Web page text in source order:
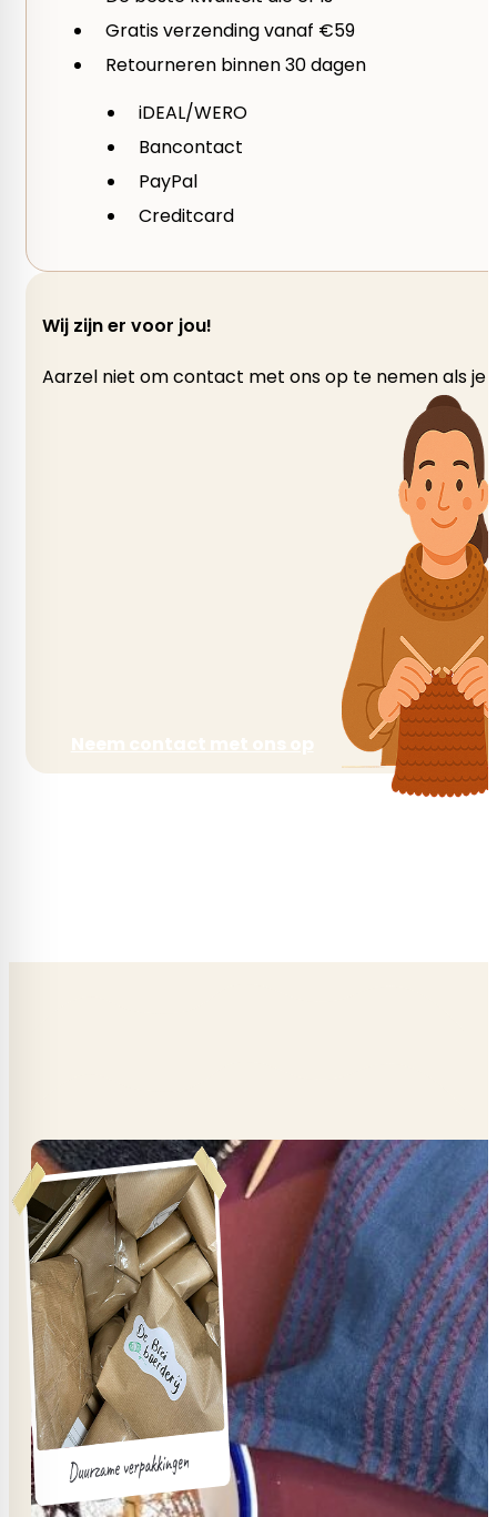
Lente, Zomer
Gratis verzending vanaf €59
Retourneren binnen 30 dagen
iDEAL/WERO
Bancontact
PayPal
Creditcard
Wij zijn er voor jou!
Aarzel niet om contact met ons op te nemen als